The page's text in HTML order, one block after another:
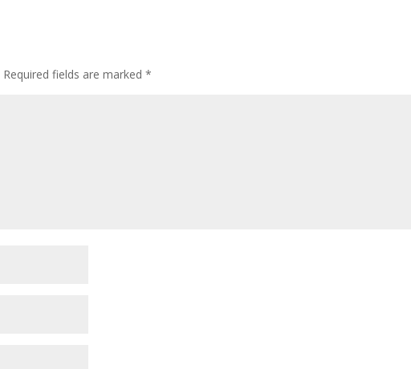
Required fields are marked*